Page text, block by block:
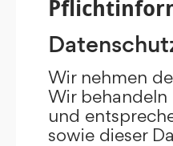
Wir nehmen
Wir
und
sowie dieser